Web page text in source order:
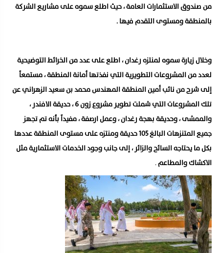
من صندوق الاستثمارات العامة ، حيث اطلع سموه على مشاريع الشركة
بالمنطقة ومستوى التقدم فيها .
وخلال زيارة سموه لمنتزه رغدان ، اطلع على عدد من الخرائط التوضيحية
لعدد من المشروعات التطويرية التي نفذتها أمانة المنطقة ، مستمعاً
إلى شرح من نائب أمين المنطقة المهندس محمد بن سعيد الزهراني عن
تلك المشروعات التي شملت تطوير مشروع زون 6 ، حديقة الافندر ،
والممشى ، وحديقة بهجة رغدان ، وعمل ارصفة ، مفيداً بأنه تم تجهز
جميع المتنزهات البالغ 105 حديقة ومنتزه على مستوى المنطقة عددها
بكل ما يحتاجه السائح والزائر ، إلى جانب وجود الخدمات الاستثمارية مثل
الاكشاك والمطاعم.